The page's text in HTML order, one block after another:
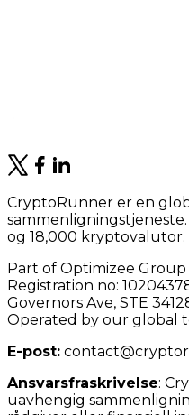
CryptoRunner er en
og 18,000 kryptovalutor.
Part of Optimizee Group
Registration no:
Governors Ave, STE
Operated by our global
E-post:
Ansvarsfraskrivelse:
uavhengig